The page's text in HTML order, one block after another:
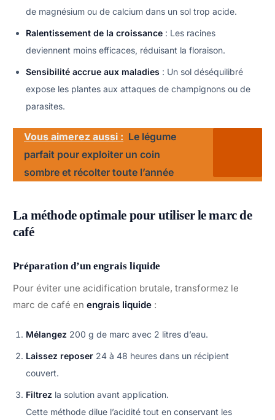
de magnésium ou de calcium dans un sol trop acide.
Ralentissement de la croissance : Les racines
deviennent moins efficaces, réduisant la floraison.
Sensibilité accrue aux maladies : Un sol déséquilibré
expose les plantes aux attaques de champignons ou de
parasites.
Vous aimerez aussi : Le légume
parfait pour exploiter un coin
sombre et récolter toute l’année
La méthode optimale pour utiliser le marc de
café
Préparation d’un engrais liquide
Pour éviter une acidification brutale, transformez le
marc de café en engrais liquide :
Mélangez 200 g de marc avec 2 litres d’eau.
Laissez reposer 24 à 48 heures dans un récipient
couvert.
Filtrez la solution avant application.
Cette méthode dilue l’acidité tout en conservant les